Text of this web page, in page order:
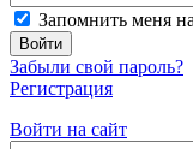
Запомнить меня
Забыли свой пароль?
Регистрация
Войти на сайт